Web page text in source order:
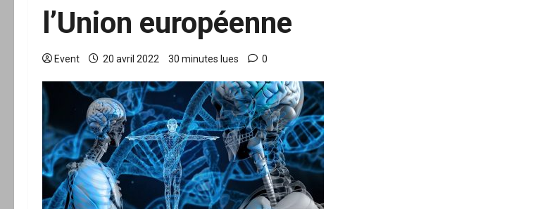
l’Union européenne
Event 20 avril 2022 30 minutes lues 0